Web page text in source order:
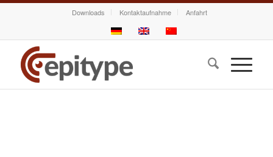
Downloads Kontaktaufnahme Anfahrt